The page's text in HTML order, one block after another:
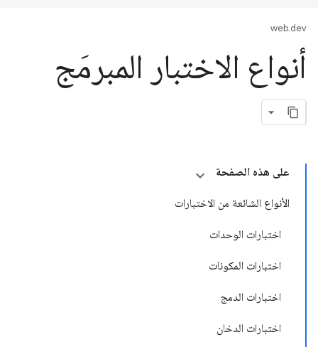
web.dev
أنواع الاختبار المبرمَج
على هذه الصفحة
الأنواع الشائعة من الاختبارات
اختبارات الوحدات
اختبارات المكونات
اختبارات الدمج
اختبارات الدخان